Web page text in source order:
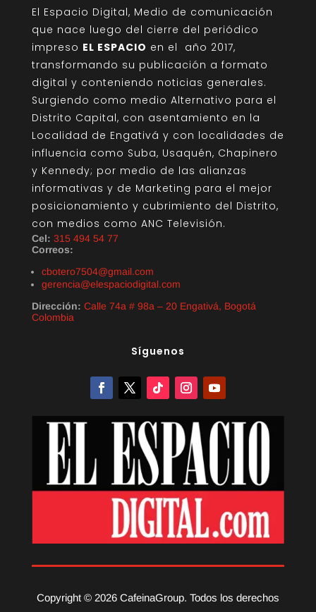
El Espacio Digital, Medio de comunicación
que nace luego del cierre del periódico
impreso EL ESPACIO en el año 2017,
transformando su publicación a formato
digital y conteniendo noticias generales.
Surgiendo como medio Alternativo para el
Distrito Capital, con asentamiento en la
Localidad de Engativá y con localidades de
influencia como Suba, Usaquén, Chapinero
y Kennedy; por medio de las alianzas
informativas y de Marketing para el mejor
posicionamiento y cubrimiento del Distrito,
con medios como ANC Televisión.
Cel: 315 494 54 77
Correos:
cbotero7504@gmail.com
gerencia@elespaciodigital.com
Dirección: Calle 74a # 98a – 20 Engativá, Bogotá
Colombia
Síguenos
Copyright © 2026 CafeinaGroup. Todos los derechos